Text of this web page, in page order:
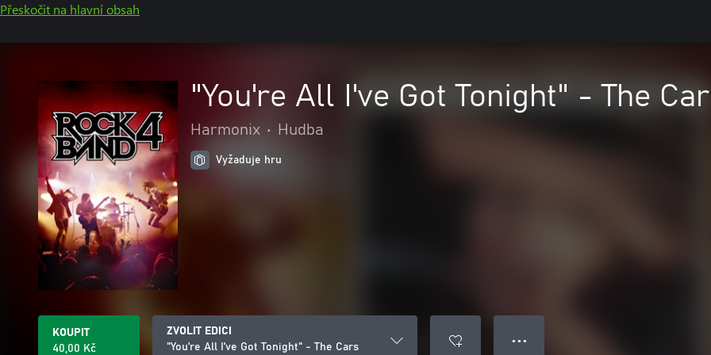
Přeskočit na hlavní obsah
"You're All I've Got Tonight" - The
Harmonix • Hudba
Vyžaduje hru
KOUPIT
40,00 Kč
ZVOLIT EDICI
"You're All I've Got Tonight" - The Cars
● ● ●